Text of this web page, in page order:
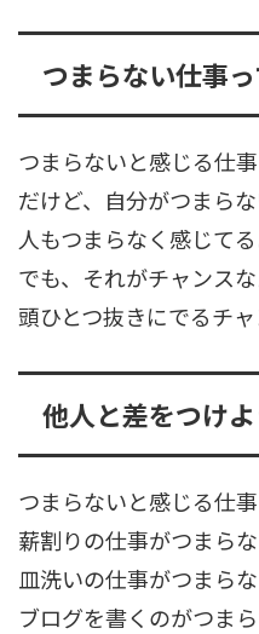
つまらない仕事
つまらないと感じる仕
だけど、自分がつまら
人もつまらなく感じてる
でも、それがチャンスな
頭ひとつ抜きにでるチャ
他人と差をつけよ
つまらないと感じる仕
薪割りの仕事がつまら
皿洗いの仕事がつまら
ブログを書くのがつま